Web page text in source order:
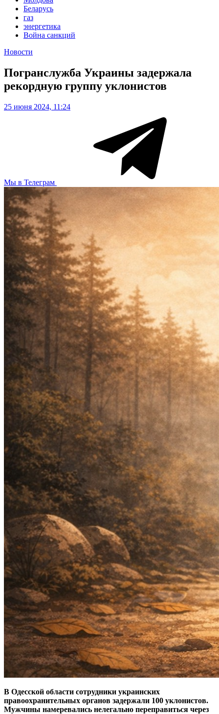
Беларусь
газ
энергетика
Война санкций
Новости
Погранслужба Украины задержала
рекордную группу уклонистов
25 июня 2024, 11:24
Мы в Телеграм
В Одесской области сотрудники украинских
правоохранительных органов задержали 100 уклонистов.
Мужчины намеревались нелегально переправиться через